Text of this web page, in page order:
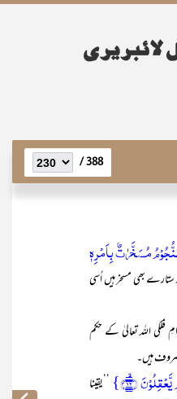
388 /
مُسَخَّرٰتٌۢ بِاَمۡرِہٖ
ستارے بھی مسخر ہیں اُسی
فلکی اللہ تعالیٰ کے حکم
ہیں۔
﴿ۙ۱۲﴾}
’’یقینا